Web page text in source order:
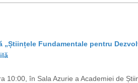
„Științele Fundamentale pentru
10:00, în Sala Azurie a Academiei de